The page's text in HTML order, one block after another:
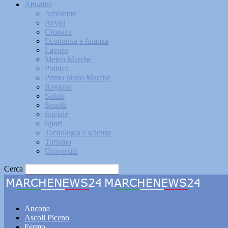
Attualità
Ambiente
Avvisi
Cronaca
Economia e finanza
Lavoro
Meteo Marche
Politica
Primo piano Marche
Regione
Salute
Scuola
Sociale
Sport
Tecnologia e scienze
Turismo
Università
Cerca
Ancona
Ascoli Piceno